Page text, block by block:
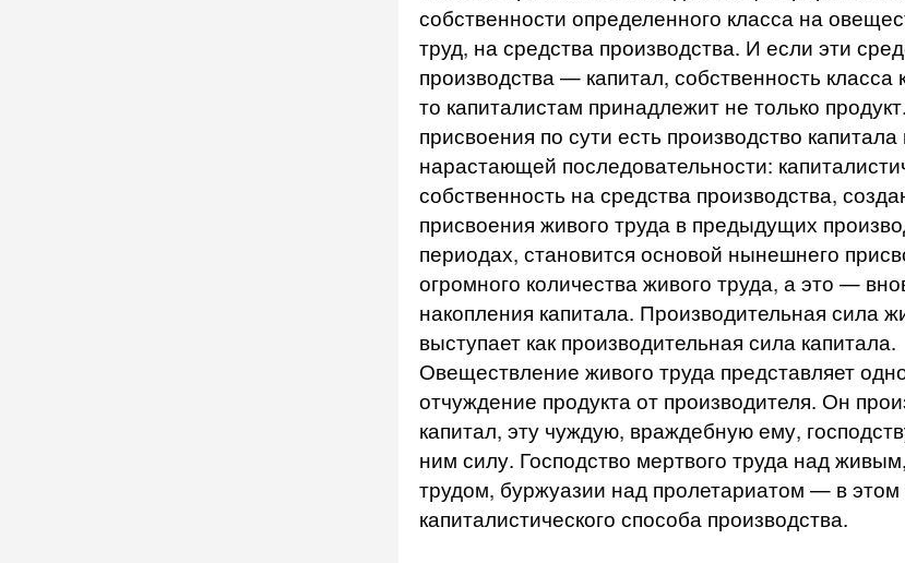
собственности определенного класса на
труд, на средства производства. И если эти
производства — капитал, собственность класса
то капиталистам принадлежит не только
присвоения по сути есть производство капитала
нарастающей последовательности:
собственность на средства производства,
присвоения живого труда в предыдущих
периодах, становится основой нынешнего
огромного количества живого труда, а это —
накопления капитала. Производительная сила
выступает как производительная сила капитала.
Овеществление живого труда представляет
отчуждение продукта от производителя. Он
капитал, эту чуждую, враждебную ему,
ним силу. Господство мертвого труда над
трудом, буржуазии над пролетариатом — в этом
капиталистического способа производства.